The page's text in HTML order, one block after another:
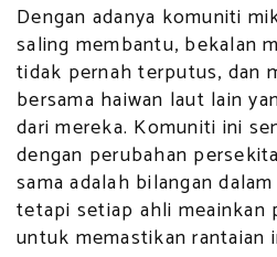
Dengan adanya komuniti
saling membantu, bekalan
tidak pernah terputus, dan
bersama haiwan laut lain
dari mereka. Komuniti ini
dengan perubahan
sama adalah bilangan
tetapi setiap ahli meainkan
untuk memastikan rantaian